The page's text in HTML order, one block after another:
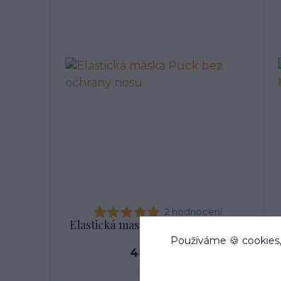
2 hodnocení
Elastická maska Puck bez ochrany
483 Kč
Používáme 🍪